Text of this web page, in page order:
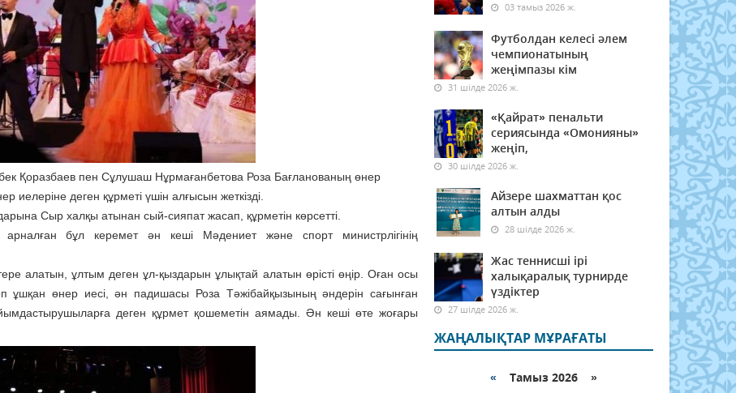
Қоразбаев пен Сұлушаш Нұрмағанбетова Роза Бағланованың өнер
иелеріне деген құрметі үшін алғысын жеткізді.
Сыр халқы атынан сый-сияпат жасап, құрметін көрсетті.
арналған бұл керемет ән кеші Мәдениет және спорт министрлігінің
алатын, ұлтым деген ұл-қыздарын ұлықтай алатын өрісті өңір. Оған осы
ұшқан өнер иесі, ән падишасы Роза Тәжібайқызының әндерін сағынған
деген құрмет қошеметін аямады. Ән кеші өте жоғары
03 тамыз 2026 ж.
Футболдан келесі әлем
чемпионатының
жеңімпазы кім
31 шілде 2026 ж.
«Қайрат» пенальти
сериясында «Омонияны»
жеңіп,
30 шілде 2026 ж.
Айзере шахматтан қос
алтын алды
28 шілде 2026 ж.
Жас теннисші ірі
халықаралық турнирде
үздіктер
27 шілде 2026 ж.
ЖАҢАЛЫҚТАР МҰРАҒАТЫ
« Тамыз 2026 »